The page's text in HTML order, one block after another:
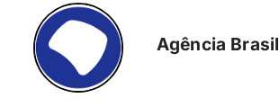
Agência Brasil